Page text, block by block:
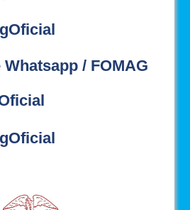
Whatsapp / FOMAG